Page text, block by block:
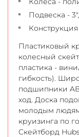
Подвеска -
Пластиковый
колесный
пластика -
гибкость).
подшипники
ход. Доска
молодым
круизинга по
Cкейтборд